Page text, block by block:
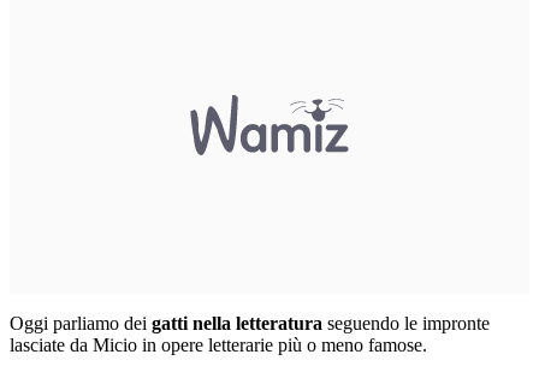
Oggi parliamo dei gatti nella letteratura seguendo le impronte
lasciate da Micio in opere letterarie più o meno famose.